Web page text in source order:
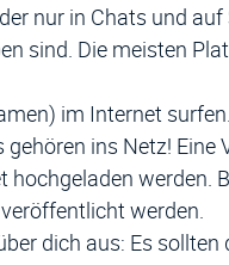
nur in Chats und
sind. Die meisten
im Internet surfen.
ins Netz! Eine
werden.
werden.
dich aus: Es sollten